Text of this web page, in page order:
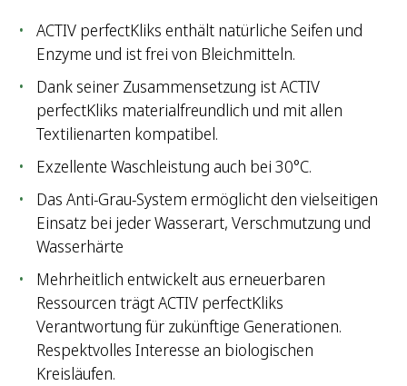
ACTIV perfectKliks enthält natürliche Seifen und
Enzyme und ist frei von Bleichmitteln.
Dank seiner Zusammensetzung ist ACTIV
perfectKliks materialfreundlich und mit allen
Textilienarten kompatibel.
Exzellente Waschleistung auch bei 30°C.
Das Anti-Grau-System ermöglicht den vielseitigen
Einsatz bei jeder Wasserart, Verschmutzung und
Wasserhärte
Mehrheitlich entwickelt aus erneuerbaren
Ressourcen trägt ACTIV perfectKliks
Verantwortung für zukünftige Generationen.
Respektvolles Interesse an biologischen
Kreisläufen.